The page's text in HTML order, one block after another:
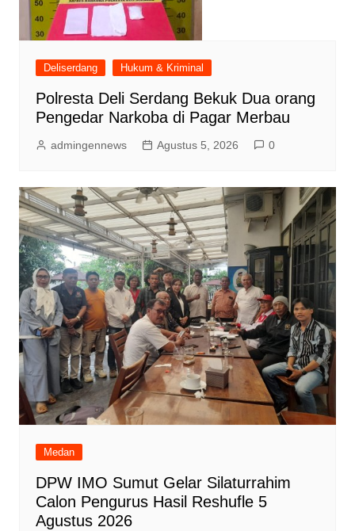
Deliserdang Hukum & Kriminal
Polresta Deli Serdang Bekuk Dua orang
Pengedar Narkoba di Pagar Merbau
admingennews Agustus 5, 2026 0
Medan
DPW IMO Sumut Gelar Silaturrahim
Calon Pengurus Hasil Reshufle 5
Agustus 2026